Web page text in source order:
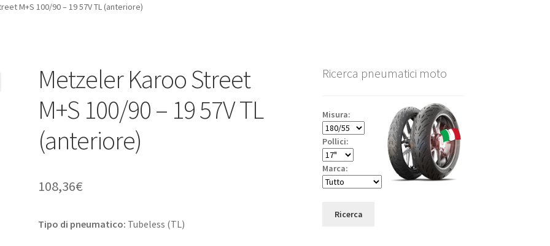
M+S 100/90 – 19 57V TL (anteriore)
Metzeler Karoo Street
M+S 100/90 – 19 57V TL
(anteriore)
108,36€
Tipo di pneumatico: Tubeless (TL)
Ricerca pneumatici moto
Misura:
Pollici:
Marca:
Ricerca